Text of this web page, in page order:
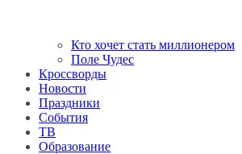
Кто хочет стать миллионером
Поле Чудес
Кроссворды
Новости
Праздники
События
ТВ
Образование